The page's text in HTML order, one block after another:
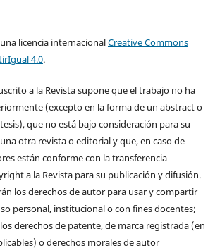
licencia internacionalCreative Commons
4.0.
a la Revista supone que el trabajo no ha
(excepto en la forma de un abstract o
que no está bajo consideración para su
otra revista o editorial y que, en caso de
están conforme con la transferencia
a la Revista para su publicación y difusión.
los derechos de autor para usar y compartir
personal, institucional o con fines docentes;
derechos de patente, de marca registrada (en
o derechos morales de autor